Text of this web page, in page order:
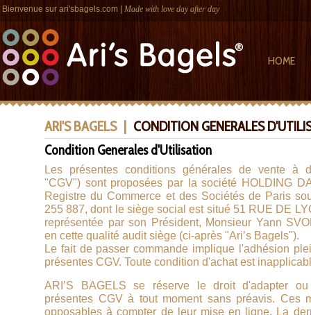
Bienvenue sur ari'sbagels.com| Made with love day after day
HOME
ARI'S BAGELS | CONDITION GENERALES
Condition Generales d'Utilisation
Les présentes conditions générales de vente à
"CGV") sont proposées par la société HOLDING
Registre du Commerce et des Sociétés de Paris
255 887, dont le siège social est situé 51 RUE DE
représentée par son Président, Monsieur Yann
en cette qualité audit siège (ci-après "Ari’s Bagels").
Le fait de passer commande implique l'adhésion
présentes CGV. Toute condition d'achat est
ARI’S BAGELS se réserve le droit d'adapter
présentes CGV à tout moment sans préavis. Ces
opposables à compter de leur mise en ligne. La